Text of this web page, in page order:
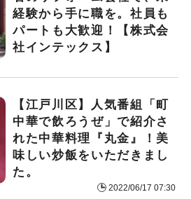
経験から手に職を。社員も
パートも大歓迎！【株式会
社インテックス】
【江戸川区】人気番組「町
中華で飲ろうぜ」で紹介さ
れた中華料理『丸金』！美
味しい炒飯をいただきまし
た。
2022/06/17 07:30